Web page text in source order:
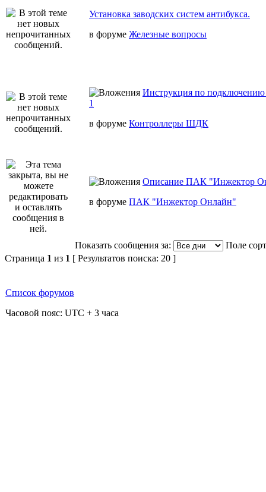
Установка заводских систем антибукса.
в форуме Железные вопросы
Инструкция по
1
в форуме Контроллеры ШДК
Описание ПАК "Инжектор
в форуме ПАК "Инжектор Онлайн"
Показать сообщения за:
Поле
Страница 1 из 1 [ Результатов поиска: 20 ]
Список форумов
Часовой пояс: UTC + 3 часа